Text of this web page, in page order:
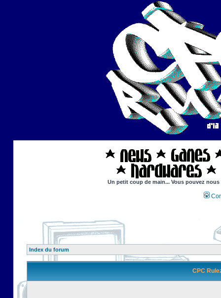
Un petit coup de main... Vous pouvez
Index du forum
CPC